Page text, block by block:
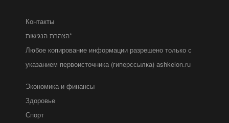
Контакты
הצהרת הנגישות*
Любое копирование информации разрешено только с
указанием первоисточника (гиперссылка) ashkelon.ru
Экономика и финансы
Здоровье
Спорт